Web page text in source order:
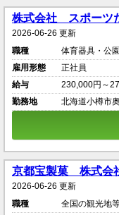
株式会社 スポーツ
2026-06-26 更新
職種
体育器具・公
雇用形態
正社員
給与
230,000円～
勤務地
北海道小樽市
京都宝製菓 株式会
2026-06-26 更新
職種
全国の観光地